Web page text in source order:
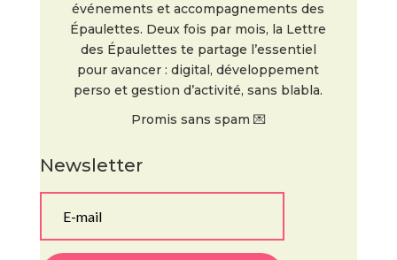
événements et accompagnements des
Épaulettes. Deux fois par mois, la Lettre
des Épaulettes te partage l’essentiel
pour avancer : digital, développement
perso et gestion d’activité, sans blabla.
Promis sans spam 💌
Newsletter